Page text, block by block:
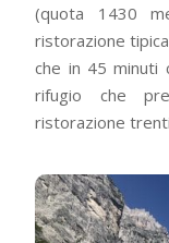
(quota 1430
ristorazione
che in 45 minuti
rifugio che
ristorazione